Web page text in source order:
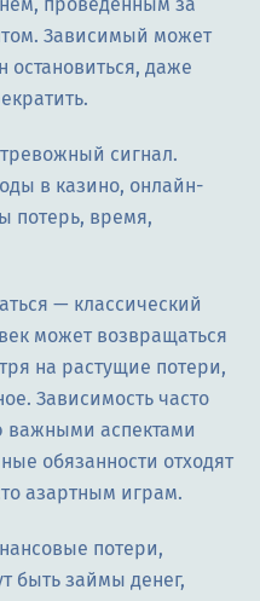
Зависимый может
остановиться, даже
сигнал.
в казино, онлайн-
потерь, время,
— классический
может возвращаться
на растущие потери,
Зависимость часто
аспектами
обязанности отходят
азартным играм.
потери,
быть займы денег,